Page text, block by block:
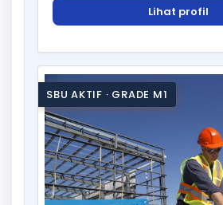
Lihat profil
SBU AKTIF · GRADE M1